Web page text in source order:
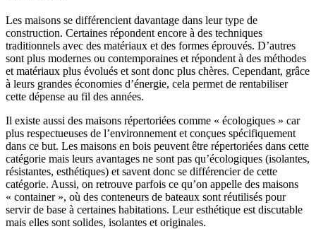
Les maisons se différencient davantage dans leur type de
construction. Certaines répondent encore à des techniques
traditionnels avec des matériaux et des formes éprouvés. D’autres
sont plus modernes ou contemporaines et répondent à des méthodes
et matériaux plus évolués et sont donc plus chères. Cependant, grâce
à leurs grandes économies d’énergie, cela permet de rentabiliser
cette dépense au fil des années.
Il existe aussi des maisons répertoriées comme « écologiques » car
plus respectueuses de l’environnement et conçues spécifiquement
dans ce but. Les maisons en bois peuvent être répertoriées dans cette
catégorie mais leurs avantages ne sont pas qu’écologiques (isolantes,
résistantes, esthétiques) et savent donc se différencier de cette
catégorie. Aussi, on retrouve parfois ce qu’on appelle des maisons
« container », où des conteneurs de bateaux sont réutilisés pour
servir de base à certaines habitations. Leur esthétique est discutable
mais elles sont solides, isolantes et originales.